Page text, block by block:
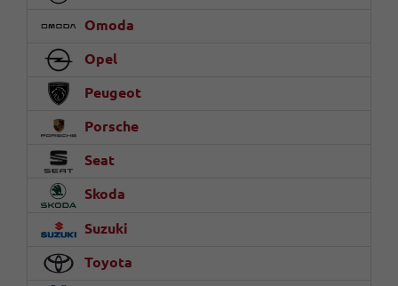
Omoda
Opel
Peugeot
Porsche
Seat
Skoda
Suzuki
Toyota